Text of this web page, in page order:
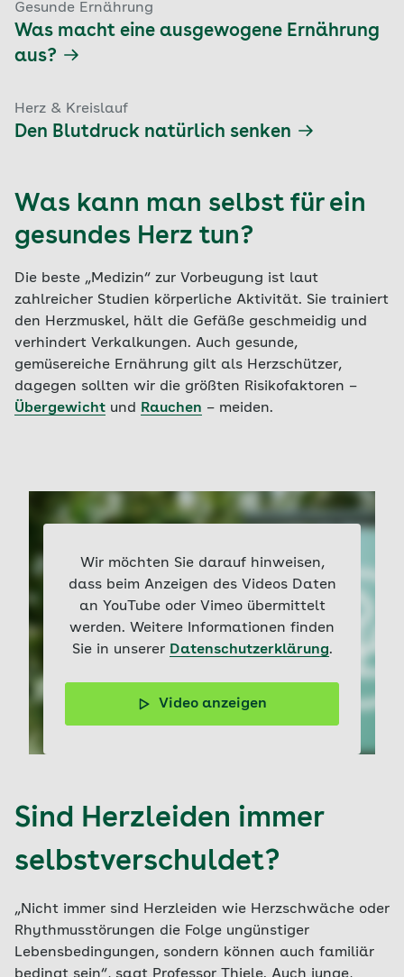
Gesunde Ernährung
Was macht eine ausgewogene Ernährung
aus?
Herz & Kreislauf
Den Blutdruck natürlich senken
Was kann man selbst für ein
gesundes Herz tun?
Die beste „Medizin“ zur Vorbeugung ist laut
zahlreicher Studien körperliche Aktivität. Sie trainiert
den Herzmuskel, hält die Gefäße geschmeidig und
verhindert Verkalkungen. Auch gesunde,
gemüsereiche Ernährung gilt als Herzschützer,
dagegen sollten wir die größten Risikofaktoren –
Übergewicht und Rauchen – meiden.
Wir möchten Sie darauf hinweisen,
dass beim Anzeigen des Videos Daten
an YouTube oder Vimeo übermittelt
werden. Weitere Informationen finden
Sie in unserer Datenschutzerklärung.
Video anzeigen
Im Video erklärt Felix M. Berndt, Arzt und
Ernährungsexperte, woran man Herzrhythmusstörungen
Sind Herzleiden immer
selbstverschuldet?
„Nicht immer sind Herzleiden wie Herzschwäche oder
Rhythmusstörungen die Folge ungünstiger
Lebensbedingungen, sondern können auch familiär